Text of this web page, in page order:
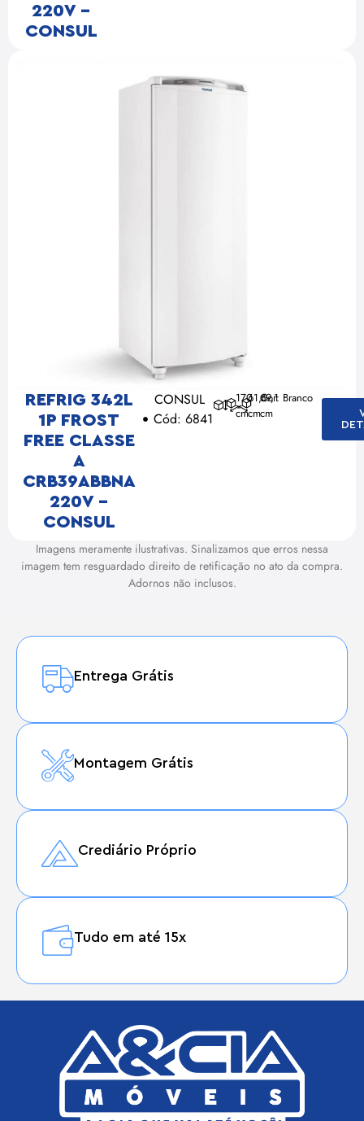
220V –
CONSUL
REFRIG 342L
1P FROST
FREE CLASSE
A
CRB39ABBNA
220V –
CONSUL
CONSUL
Cód: 6841
170
cm
61,6
cm
69,1
cm
Cor: Branco
Imagens meramente ilustrativas. Sinalizamos que erros nessa
imagem tem resguardado direito de retificação no ato da compra.
Adornos não inclusos.
Entrega Grátis
Montagem Grátis
Crediário Próprio
Tudo em até 15x